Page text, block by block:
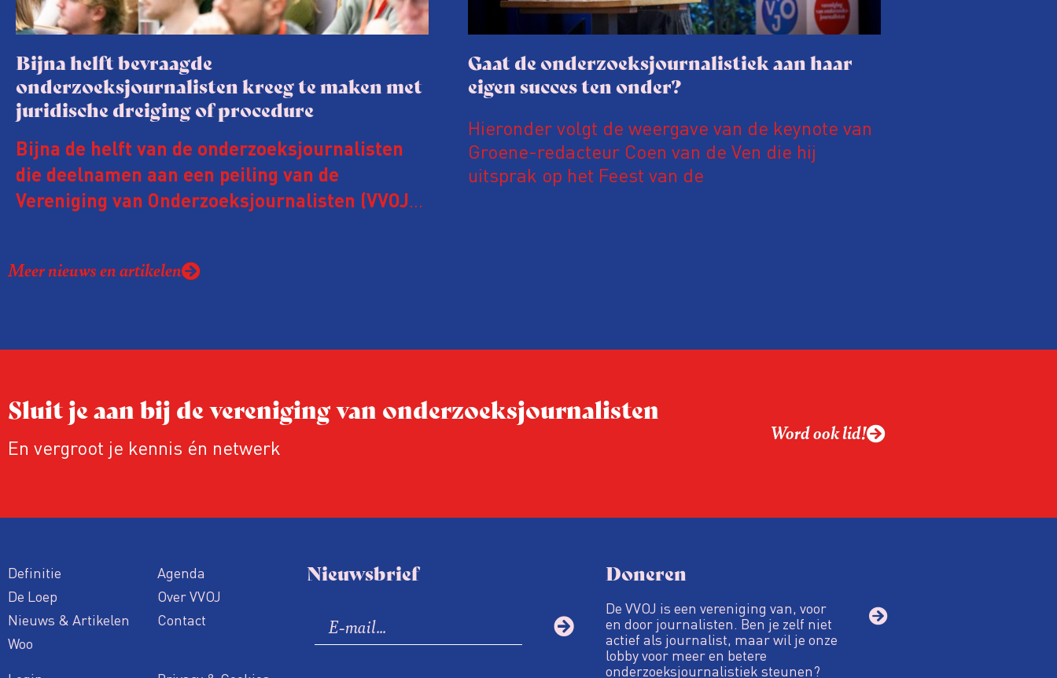
Bijna helft bevraagde
onderzoeksjournalisten kreeg te maken met
juridische dreiging of procedure
Bijna de helft van de onderzoeksjournalisten
die deelnamen aan een peiling van de
Vereniging van Onderzoeksjournalisten (VVOJ)
rond het eigen werk. Dat kost journalisten tijd,
Gaat de onderzoeksjournalistiek aan haar
eigen succes ten onder?
Hieronder volgt de weergave van de keynote van
Groene-redacteur Coen van de Ven die hij
uitsprak op het Feest van de
Hoe moet de journalistiek omgaan met een
steeds onverschilligere macht?
Meer nieuws en artikelen
Sluit je aan bij de vereniging van onderzoeksjournalisten
En vergroot je kennis én netwerk
Word ook lid!
Definitie
De Loep
Nieuws & Artikelen
Woo
Agenda
Over VVOJ
Contact
Nieuwsbrief Doneren
De VVOJ is een vereniging van, voor
en door journalisten. Ben je zelf niet
actief als journalist, maar wil je onze
lobby voor meer en betere
onderzoeksjournalistiek steunen?